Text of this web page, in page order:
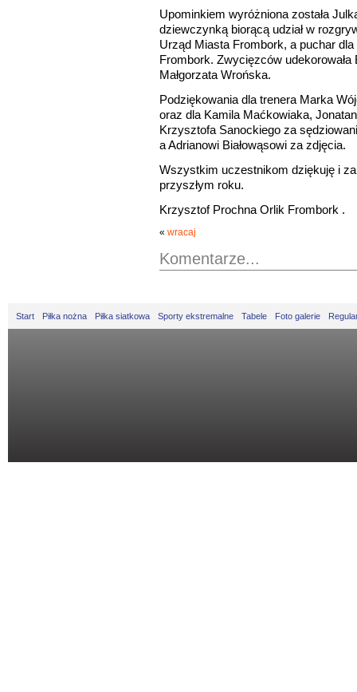
Upominkiem wyróżniona została
dziewczynką biorącą udział w
Urząd Miasta Frombork, a puchar
Frombork. Zwycięzców
Małgorzata Wrońska.
Podziękowania dla trenera Marka
oraz dla Kamila Maćkowiaka,
Krzysztofa Sanockiego za
a Adrianowi Białowąsowi za zdjęcia.
Wszystkim uczestnikom dziękuję i
przyszłym roku.
Krzysztof Prochna Orlik Frombork .
« wracaj
Komentarze...
Start Piłka nożna Piłka siatkowa Sporty ekstremalne Tabele Foto galerie